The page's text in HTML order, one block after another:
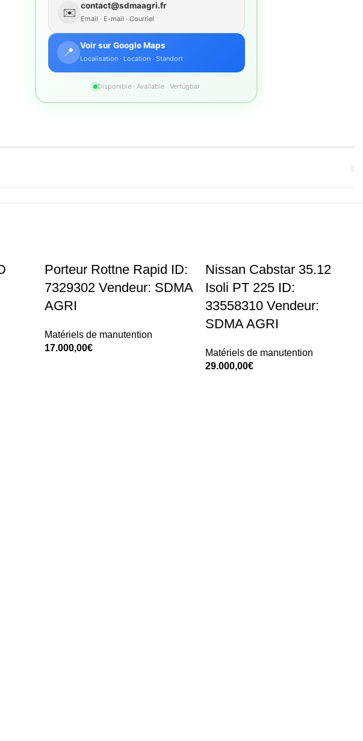
✉️
contact@sdmaagri.fr
Email · E-mail · Courriel
📍
Voir sur Google Maps
Localisation · Location · Standort
Disponible · Available · Verfügbar
Porteur Rottne Rapid ID:
7329302 Vendeur: SDMA
AGRI
Matériels de manutention
17.000,00€
Nissan Cabstar 35.12
Isoli PT 225 ID:
33558310 Vendeur:
SDMA AGRI
Matériels de manutention
29.000,00€